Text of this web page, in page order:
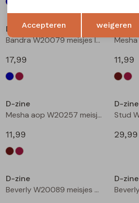
D-zine
Bandra W20079 meisjes lange broek Wijnrood
17,99
D-zine
11,99
D-zine
Mesha aop W20257 meisjes t-shirts lange mouw Wijnrood
11,99
D-zine
29,99
D-zine
Beverly W20089 meisjes T-shirt korte mouw Ecru
D-zine
Terug
Accepteren weigeren